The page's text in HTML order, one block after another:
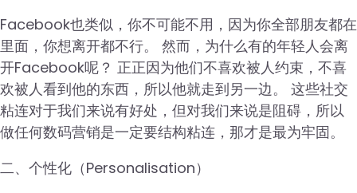
Facebook也类似，你不可能不用，因为你全部朋友都在
里面，你想离开都不行。 然而，为什么有的年轻人会离
开Facebook呢？ 正正因为他们不喜欢被人约束，不喜
欢被人看到他的东西，所以他就走到另一边。 这些社交
粘连对于我们来说有好处，但对我们来说是阻碍，所以
做任何数码营销是一定要结构粘连，那才是最为牢固。
二、个性化（Personalisation）